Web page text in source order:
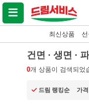
최신상품
0개 상품이 검색되었
건면 · 생면 ·
드림 랭킹순 가